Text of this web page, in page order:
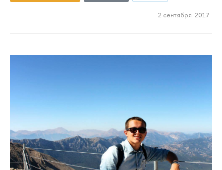
2 сентября 2017